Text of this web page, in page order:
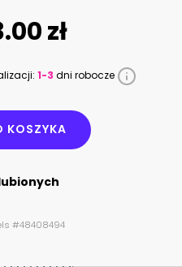
zł
1-3 dni robocze
KOSZYKA
#48408494